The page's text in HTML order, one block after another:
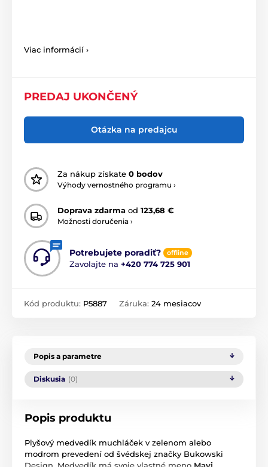
Viac informácií ›
PREDAJ UKONČENÝ
Otázka na predajcu
Za nákup získate 0 bodov
Výhody vernostného programu ›
Doprava zdarma od 123,68 €
Možnosti doručenia ›
Potrebujete poradiť? offline
Zavolajte na +420 774 725 901
Kód produktu: P5887 Záruka: 24 mesiacov
Popis a parametre
Diskusia (0)
Popis produktu
Plyšový medvedík muchláček v zelenom alebo
modrom prevedení od švédskej značky Bukowski